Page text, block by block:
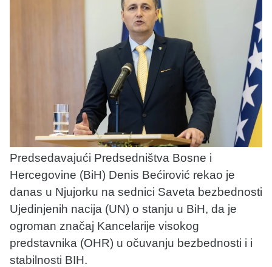
Predsedavajući Predsedništva Bosne i
Hercegovine (BiH) Denis Bećirović rekao je
danas u Njujorku na sednici Saveta bezbednosti
Ujedinjenih nacija (UN) o stanju u BiH, da je
ogroman značaj Kancelarije visokog
predstavnika (OHR) u očuvanju bezbednosti i i
stabilnosti BIH.